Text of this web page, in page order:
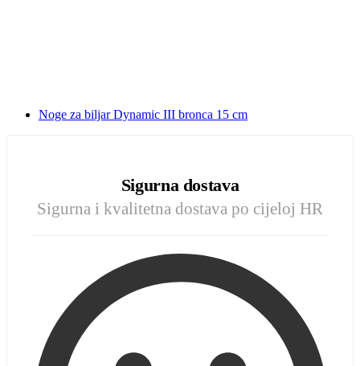
Noge za biljar Dynamic III bronca 15 cm
Sigurna dostava
Sigurna i kvalitetna dostava po cijeloj HR